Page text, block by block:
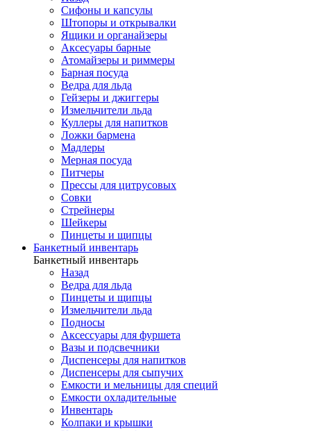
Сифоны и капсулы
Штопоры и открывалки
Ящики и органайзеры
Аксесуары барные
Атомайзеры и риммеры
Барная посуда
Ведра для льда
Гейзеры и джиггеры
Измельчители льда
Куллеры для напитков
Ложки бармена
Мадлеры
Мерная посуда
Питчеры
Прессы для цитрусовых
Совки
Стрейнеры
Шейкеры
Пинцеты и щипцы
Банкетный инвентарь
Банкетный инвентарь
Назад
Ведра для льда
Пинцеты и щипцы
Измельчители льда
Подносы
Аксессуары для фуршета
Вазы и подсвечники
Диспенсеры для напитков
Диспенсеры для сыпучих
Емкости и мельницы для специй
Емкости охладительные
Инвентарь
Колпаки и крышки